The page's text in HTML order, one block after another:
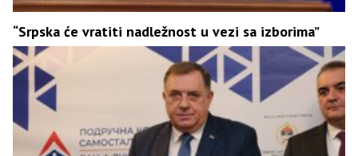
“Srpska će vratiti nadležnost u vezi sa izborima”